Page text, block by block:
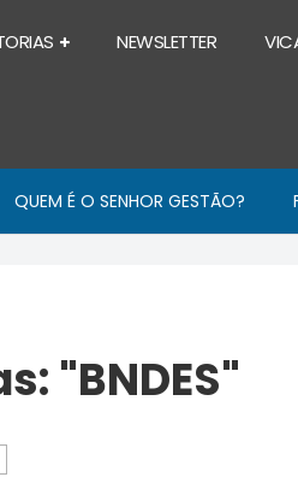
NEWSLETTER
QUEM É O SENHOR GESTÃO?
"BNDES"